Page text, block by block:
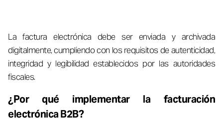
La factura electrónica debe ser enviada y archivada
digitalmente, cumpliendo con los requisitos de autenticidad,
integridad y legibilidad establecidos por las autoridades
fiscales.
¿Por qué implementar la facturación
electrónica B2B?